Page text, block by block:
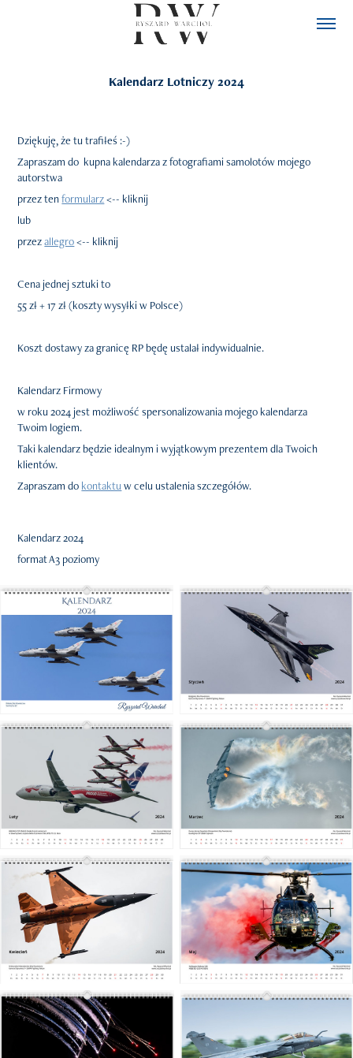
Kalendarz Lotniczy 2024
Dziękuję, że tu trafiłeś :-)
Zapraszam do kupna kalendarza z fotografiami samolotów mojego
autorstwa
przez tenformularz<-- kliknij
lub
przezallegro<-- kliknij
Cena jednej sztuki to
55 zł+ 17 zł (koszty wysyłki w Polsce)
Koszt dostawy za granicę RP będę ustalał indywidualnie.
Kalendarz Firmowy
w roku 2024 jest możliwość spersonalizowania mojego kalendarza
Twoim logiem.
Taki kalendarz będzie idealnym i wyjątkowym prezentem dla Twoich
klientów.
Zapraszam do kontaktu w celu ustalenia szczegółów.
Kalendarz 2024
format A3 poziomy